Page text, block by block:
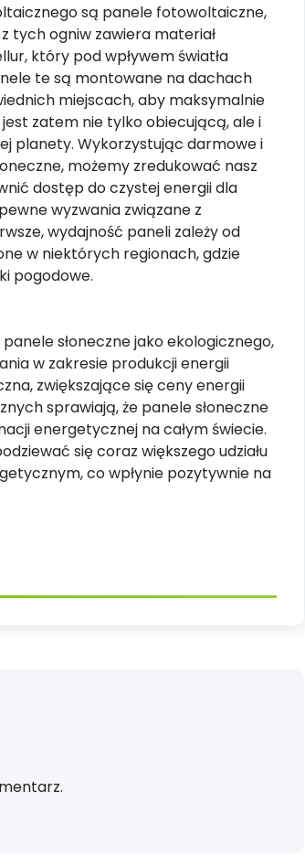
są panele fotowoltaiczne,
tych ogniw zawiera materiał
który pod wpływem światła
te są montowane na dachach
miejscach, aby maksymalnie
zatem nie tylko obiecującą, ale i
planety. Wykorzystując darmowe i
możemy zredukować nasz
dostęp do czystej energii dla
wyzwania związane z
wydajność paneli zależy od
w niektórych regionach, gdzie
pogodowe.
słoneczne jako ekologicznego,
w zakresie produkcji energii
zwiększające się ceny energii
sprawiają, że panele słoneczne
energetycznej na całym świecie.
się coraz większego udziału
co wpłynie pozytywnie na